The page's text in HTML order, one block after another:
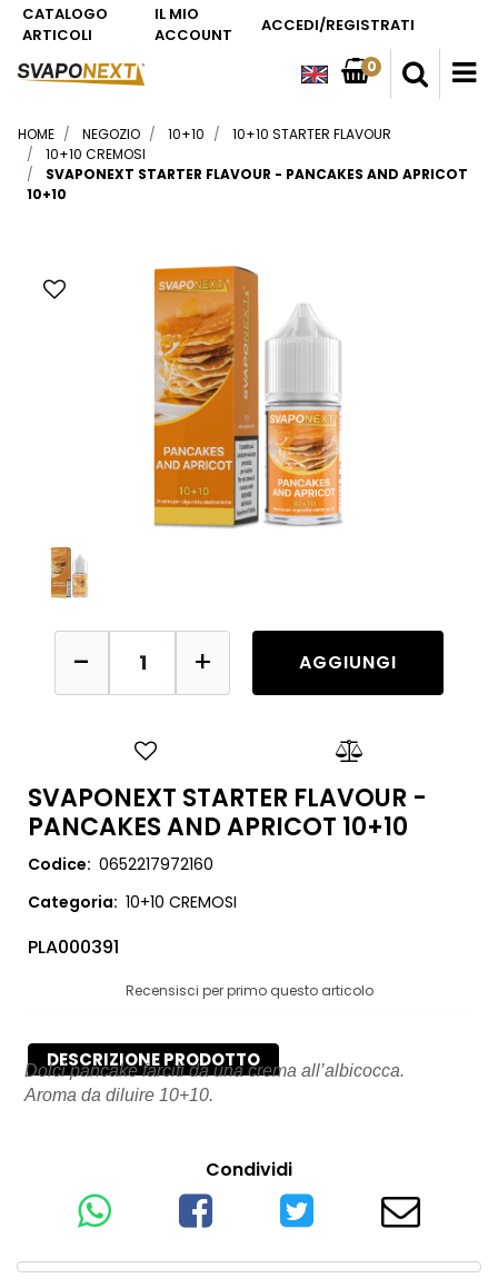
CATALOGO
ARTICOLI
IL MIO
ACCOUNT
ACCEDI/REGISTRATI
0
HOME NEGOZIO 10+10
10+10 STARTER FLAVOUR
10+10 CREMOSI
SVAPONEXT STARTER FLAVOUR - PANCAKES AND APRICOT
10+10
Quantità
AGGIUNGI
SVAPONEXT STARTER FLAVOUR -
PANCAKES AND APRICOT 10+10
Codice: 0652217972160
Categoria: 10+10 CREMOSI
PLA000391
Recensisci per primo questo articolo
DESCRIZIONE PRODOTTO
Dolci pancake farciti da una crema all’albicocca.
Aroma da diluire 10+10.
Condividi